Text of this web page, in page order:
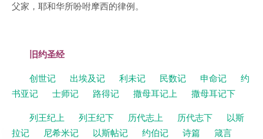
父家，耶和华所吩咐摩西的律例。
旧约圣经
创世记 出埃及记 利未记 民数记 申命记
约
书亚记
士师记 路得记 撒母耳记上
撒母耳记下
列王纪上
列王纪下 历代志上 历代志下
以斯
拉记
尼希米记 以斯帖记 约伯记 诗篇
箴言